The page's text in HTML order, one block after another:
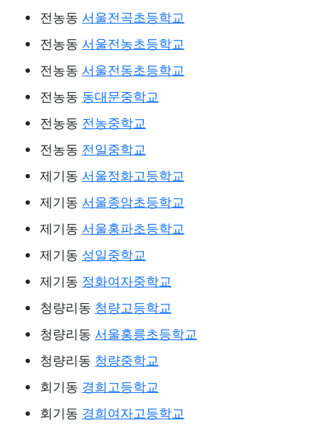
전농동 서울전곡초등학교
전농동 서울전농초등학교
전농동 서울전동초등학교
전농동 동대문중학교
전농동 전농중학교
전농동 전일중학교
제기동 서울정화고등학교
제기동 서울종암초등학교
제기동 서울홍파초등학교
제기동 성일중학교
제기동 정화여자중학교
청량리동 청량고등학교
청량리동 서울홍릉초등학교
청량리동 청량중학교
회기동 경희고등학교
회기동 경희여자고등학교